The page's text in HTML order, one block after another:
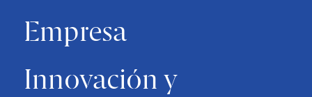
Empresa
Innovación y